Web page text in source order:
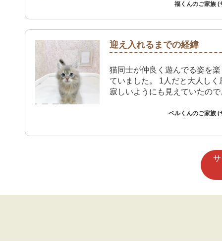
福くんのご家族 (
迎え入れるまでの経緯
猫同士が仲良く遊んでる姿を
ていました。 1人だと大人しく
寂しいようにも見えていたので
ベルくんのご家族 (